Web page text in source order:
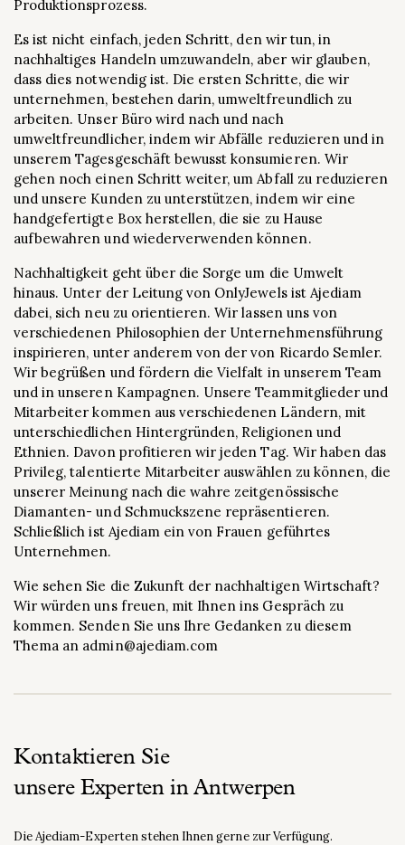
Produktionsprozess.
Es ist nicht einfach, jeden Schritt, den wir tun, in
nachhaltiges Handeln umzuwandeln, aber wir glauben,
dass dies notwendig ist. Die ersten Schritte, die wir
unternehmen, bestehen darin, umweltfreundlich zu
arbeiten. Unser Büro wird nach und nach
umweltfreundlicher, indem wir Abfälle reduzieren und in
unserem Tagesgeschäft bewusst konsumieren. Wir
gehen noch einen Schritt weiter, um Abfall zu reduzieren
und unsere Kunden zu unterstützen, indem wir eine
handgefertigte Box herstellen, die sie zu Hause
aufbewahren und wiederverwenden können.
Nachhaltigkeit geht über die Sorge um die Umwelt
hinaus. Unter der Leitung von OnlyJewels ist Ajediam
dabei, sich neu zu orientieren. Wir lassen uns von
verschiedenen Philosophien der Unternehmensführung
inspirieren, unter anderem von der von Ricardo Semler.
Wir begrüßen und fördern die Vielfalt in unserem Team
und in unseren Kampagnen. Unsere Teammitglieder und
Mitarbeiter kommen aus verschiedenen Ländern, mit
unterschiedlichen Hintergründen, Religionen und
Ethnien. Davon profitieren wir jeden Tag. Wir haben das
Privileg, talentierte Mitarbeiter auswählen zu können, die
unserer Meinung nach die wahre zeitgenössische
Diamanten- und Schmuckszene repräsentieren.
Schließlich ist Ajediam ein von Frauen geführtes
Unternehmen.
Wie sehen Sie die Zukunft der nachhaltigen Wirtschaft?
Wir würden uns freuen, mit Ihnen ins Gespräch zu
kommen. Senden Sie uns Ihre Gedanken zu diesem
Thema an admin@ajediam.com
Kontaktieren Sie
unsere Experten in Antwerpen
Die Ajediam-Experten stehen Ihnen gerne zur Verfügung.